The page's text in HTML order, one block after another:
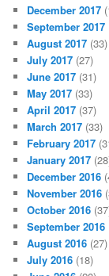
December 2017
September 2017
August 2017 (33)
July 2017 (27)
June 2017 (31)
May 2017 (33)
April 2017 (37)
March 2017 (33)
February 2017
January 2017
December 2016
November 2016
October 2016
September 2016
August 2016 (27)
July 2016 (18)